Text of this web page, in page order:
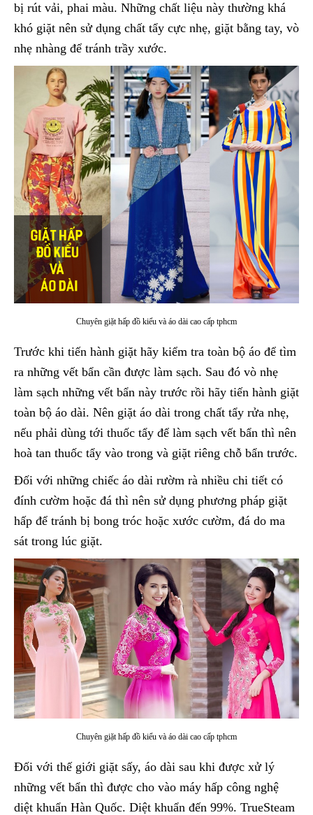
bị rút vải, phai màu. Những chất liệu này thường khá
khó giặt nên sử dụng chất tẩy cực nhẹ, giặt bằng tay, vò
nhẹ nhàng để tránh trầy xước.
Chuyên giặt hấp đồ kiểu và áo dài cao cấp tphcm
Trước khi tiến hành giặt hãy kiểm tra toàn bộ áo để tìm
ra những vết bẩn cần được làm sạch. Sau đó vò nhẹ
làm sạch những vết bẩn này trước rồi hãy tiến hành giặt
toàn bộ áo dài. Nên giặt áo dài trong chất tẩy rửa nhẹ,
nếu phải dùng tới thuốc tẩy để làm sạch vết bẩn thì nên
hoà tan thuốc tẩy vào trong và giặt riêng chỗ bẩn trước.
Đối với những chiếc áo dài rườm rà nhiều chi tiết có
đính cườm hoặc đá thì nên sử dụng phương pháp giặt
hấp để tránh bị bong tróc hoặc xước cườm, đá do ma
sát trong lúc giặt.
Chuyên giặt hấp đồ kiểu và áo dài cao cấp tphcm
Đối với thế giới giặt sấy, áo dài sau khi được xử lý
những vết bẩn thì được cho vào máy hấp công nghệ
diệt khuẩn Hàn Quốc. Diệt khuẩn đến 99%. TrueSteam